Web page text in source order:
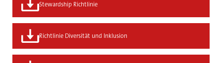
Stewardship Richtlinie
Richtlinie Diversität und Inklusion